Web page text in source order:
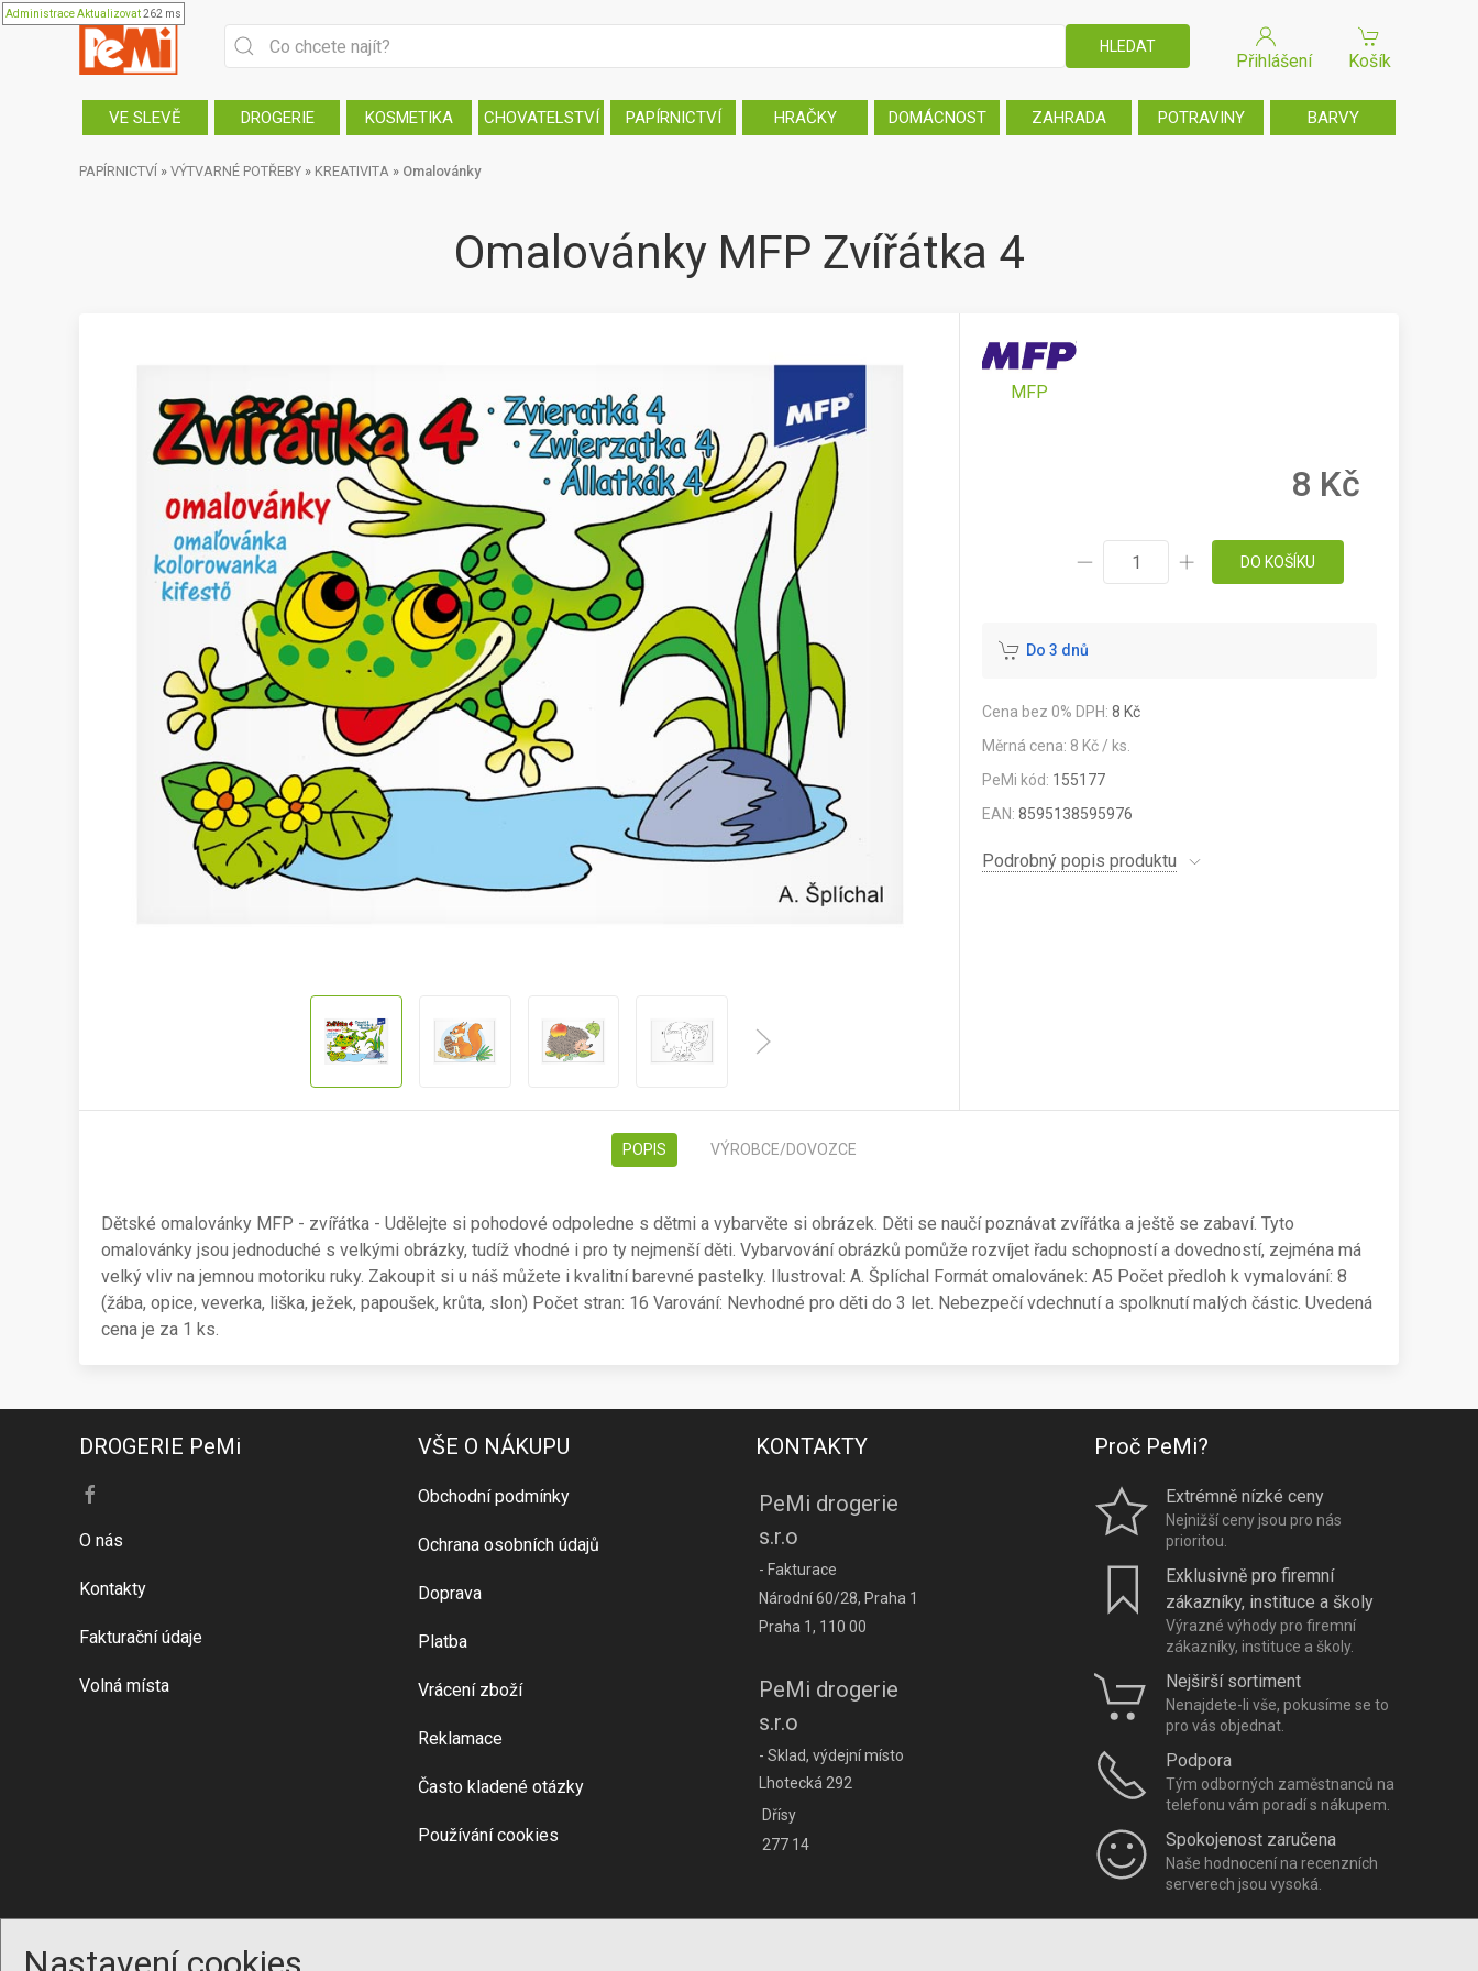
AdministraceAktualizovat262 ms
Přihlášení Košík
VE SLEVĚ DROGERIE KOSMETIKA CHOVATELSTVÍ PAPÍRNICTVÍ HRAČKY DOMÁCNOST ZAHRADA POTRAVINY BARVY
PAPÍRNICTVÍ » VÝTVARNÉ POTŘEBY » KREATIVITA » Omalovánky
Omalovánky MFP Zvířátka 4
MFP
8 Kč
DO KOŠÍKU
Do 3 dnů
Cena bez 0% DPH: 8 Kč
Měrná cena: 8 Kč / ks.
PeMi kód: 155177
EAN:8595138595976
Podrobný popis produktu
POPIS VÝROBCE/DOVOZCE
Dětské omalovánky MFP - zvířátka - Udělejte si pohodové odpoledne s dětmi a vybarvěte si obrázek. Děti se naučí poznávat zvířátka a ještě se zabaví. Tyto
omalovánky jsou jednoduché s velkými obrázky, tudíž vhodné i pro ty nejmenší děti. Vybarvování obrázků pomůže rozvíjet řadu schopností a dovedností, zejména má
velký vliv na jemnou motoriku ruky. Zakoupit si u náš můžete i kvalitní barevné pastelky. Ilustroval: A. Šplíchal Formát omalovánek: A5 Počet předloh k vymalování: 8
(žába, opice, veverka, liška, ježek, papoušek, krůta, slon) Počet stran: 16 Varování: Nevhodné pro děti do 3 let. Nebezpečí vdechnutí a spolknutí malých částic. Uvedená
cena je za 1 ks.
DROGERIE PeMi
O nás
Kontakty
Fakturační údaje
Volná místa
VŠE O NÁKUPU
Obchodní podmínky
Ochrana osobních údajů
Doprava
Platba
Vrácení zboží
Reklamace
Často kladené otázky
Používání cookies
KONTAKTY
PeMi drogerie
s.r.o
- Fakturace
Národní 60/28, Praha 1
Praha 1, 110 00
PeMi drogerie
s.r.o
- Sklad, výdejní místo
Lhotecká 292
Dřísy
277 14
Proč PeMi?
Extrémně nízké ceny
Nejnižší ceny jsou pro nás
prioritou.
Exklusivně pro firemní
zákazníky, instituce a školy
Výrazné výhody pro firemní
zákazníky, instituce a školy.
Nejširší sortiment
Nenajdete-li vše, pokusíme se to
pro vás objednat.
Podpora
Tým odborných zaměstnanců na
telefonu vám poradí s nákupem.
Spokojenost zaručena
Naše hodnocení na recenzních
serverech jsou vysoká.